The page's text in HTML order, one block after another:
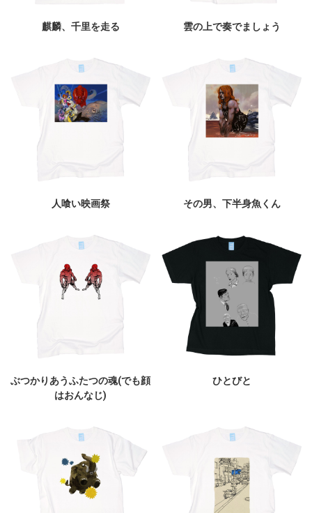
麒麟、千里を走る 雲の上で奏でましょう
人喰い映画祭 その男、下半身魚くん
ぶつかりあうふたつの魂(でも顔
はおんなじ)
ひとびと